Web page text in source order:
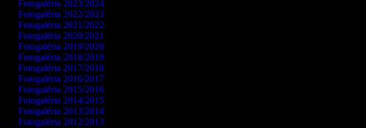
Fotogaléria 2023/2024
Fotogaléria 2022/2023
Fotogaléria 2021/2022
Fotogaléria 2020/2021
Fotogaléria 2019/2020
Fotogaléria 2018/2019
Fotogaléria 2017/2018
Fotogaléria 2016/2017
Fotogaléria 2015/2016
Fotogaléria 2014/2015
Fotogaléria 2013/2014
Fotogaléria 2012/2013